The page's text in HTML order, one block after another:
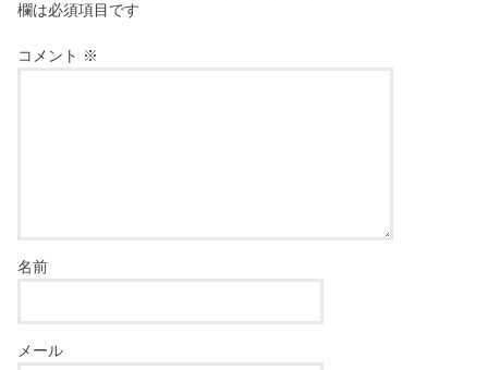
欄は必須項目です
コメント ※
名前
メール